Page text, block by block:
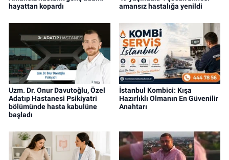
hayattan kopardı
amansız hastalığa yenildi
Uzm. Dr. Onur Davutoğlu, Özel
Adatıp Hastanesi Psikiyatri
bölümünde hasta kabulüne
başladı
İstanbul Kombici: Kışa
Hazırlıklı Olmanın En Güvenilir
Anahtarı